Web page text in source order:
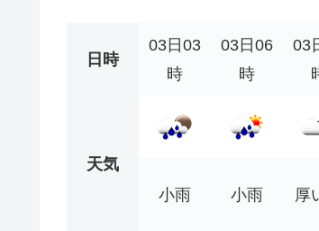
日時
03日03
時
03日06
時
03
天気
小雨
小雨 厚